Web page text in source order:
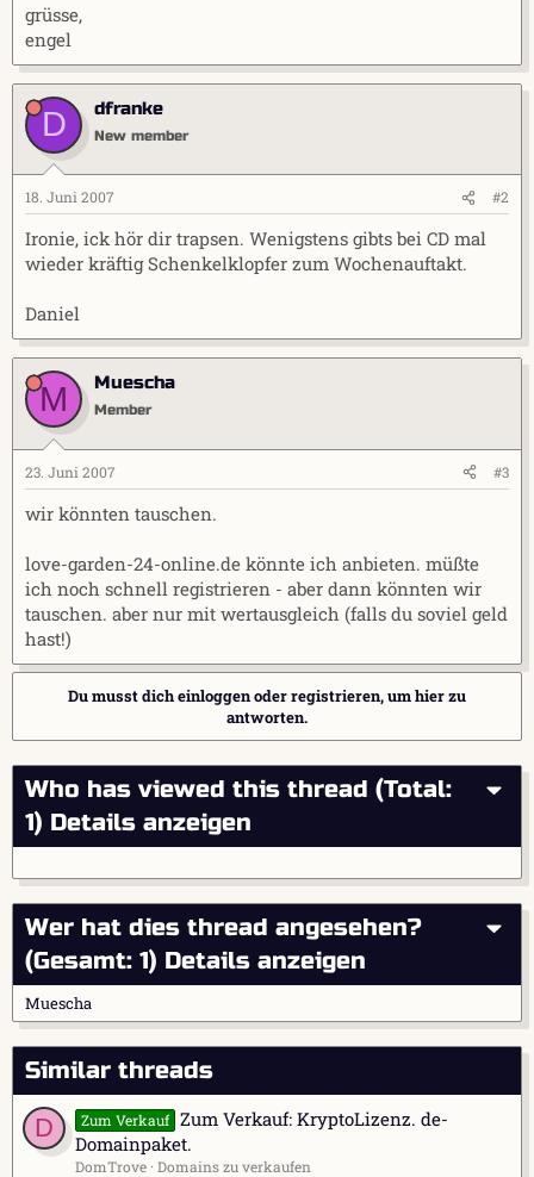
grüsse,
engel
D dfranke
New member
18. Juni 2007 #2
Ironie, ick hör dir trapsen. Wenigstens gibts bei CD mal
wieder kräftig Schenkelklopfer zum Wochenauftakt.
Daniel
M Muescha
Member
23. Juni 2007 #3
wir könnten tauschen.
love-garden-24-online.de könnte ich anbieten. müßte
ich noch schnell registrieren - aber dann könnten wir
tauschen. aber nur mit wertausgleich (falls du soviel geld
hast!)
Du musst dich einloggen oder registrieren, um hier zu
antworten.
Who has viewed this thread (Total:
1) Details anzeigen
Wer hat dies thread angesehen?
(Gesamt: 1) Details anzeigen
Muescha
Similar threads
D
Zum Verkauf Zum Verkauf: KryptoLizenz. de-
Domainpaket.
DomTrove Domains zu verkaufen